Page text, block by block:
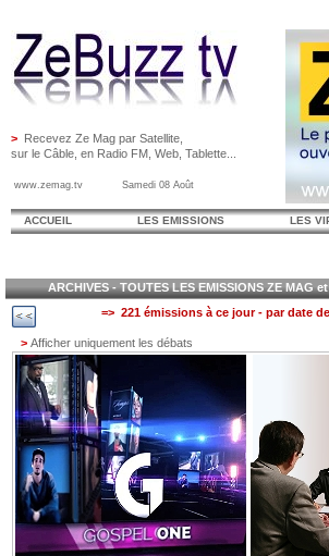
> Recevez Ze Mag par Satellite,
sur le Câble, en Radio FM, Web, Tablette...
www.zemag.tv Samedi 08 Août
ACCUEIL LES EMISSIONS LES
ARCHIVES - TOUTES LES EMISSIONS ZE MAG et
=> 221 émissions à ce jour - par date
> Afficher uniquement les débats